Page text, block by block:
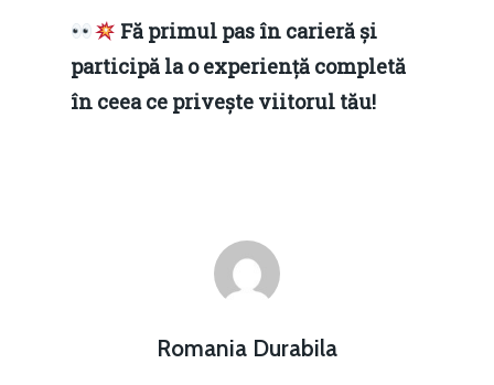
Fă primul pas în carieră și
participă la o experiență completă
în ceea ce privește viitorul tău!
Romania Durabila